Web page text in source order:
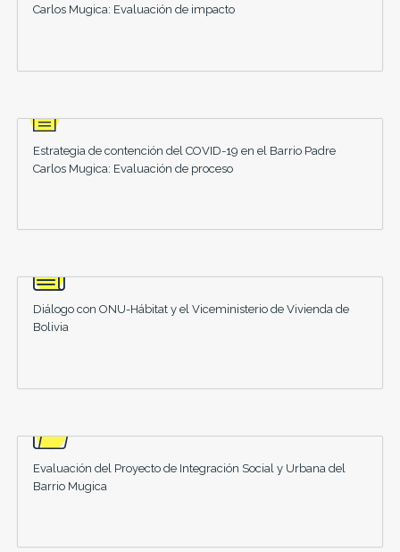
Carlos Mugica: Evaluación de impacto
Estrategia de contención del COVID-19 en el Barrio Padre
Carlos Mugica: Evaluación de proceso
Diálogo con ONU-Hábitat y el Viceministerio de Vivienda de
Bolivia
Evaluación del Proyecto de Integración Social y Urbana del
Barrio Mugica